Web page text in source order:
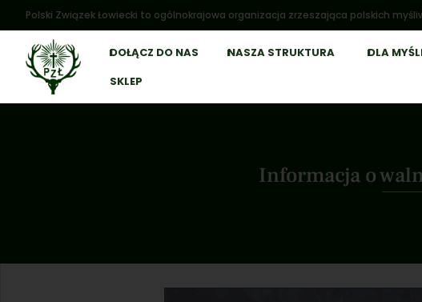
Polski Związek Łowiecki to ogólnokrajowa organizacja zrzeszająca polskich
DOŁĄCZ DO NAS NASZA STRUKTURA DLA
SKLEP
Informacja o